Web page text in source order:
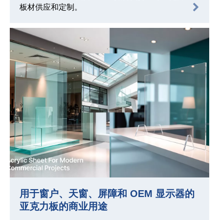
板材供应和定制。
用于窗户、天窗、屏障和 OEM 显示器的
亚克力板的商业用途